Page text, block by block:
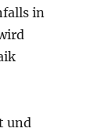
in
und